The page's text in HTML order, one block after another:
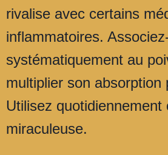
rivalise avec certains
inflammatoires.
systématiquement au
multiplier son absorption
Utilisez quotidiennement
miraculeuse.